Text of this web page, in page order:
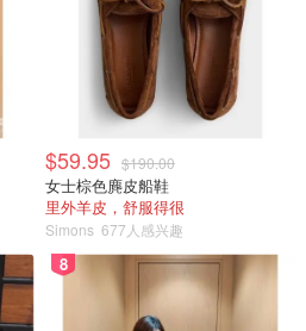
$59.95 $190.00
女士棕色麂皮船鞋
里外羊皮，舒服得很
Simons 677人感兴趣
8